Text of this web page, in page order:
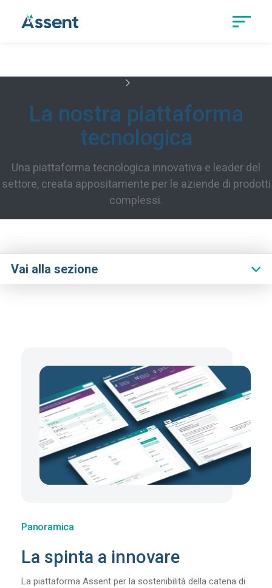
La nostra piattaforma
tecnologica
Una piattaforma tecnologica innovativa e leader del
settore, creata appositamente per le aziende di prodotti
complessi.
Vai alla sezione
Soluzioni della piattaforma
Guida alla piattaforma
Iniziamo
Panoramica
La spinta a innovare
La piattaforma Assent per la sostenibilità della catena di